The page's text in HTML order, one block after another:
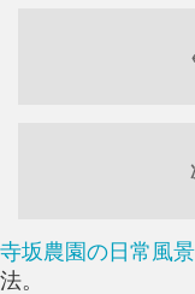
寺坂農園の日常風景
法。